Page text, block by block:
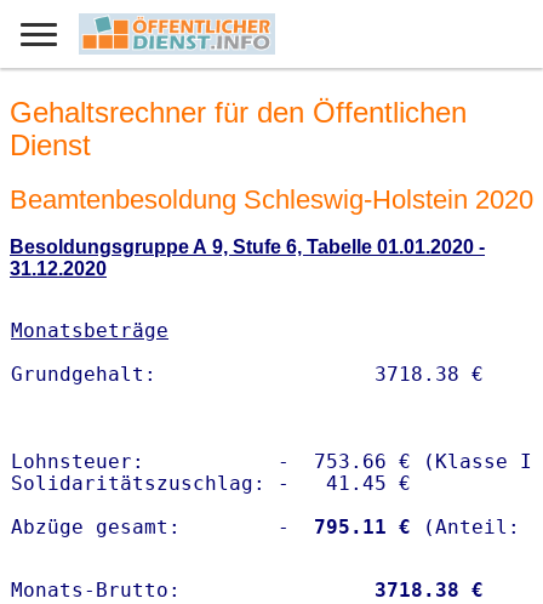
Gehaltsrechner für den Öffentlichen
Dienst
Beamtenbesoldung Schleswig-Holstein 2020
Besoldungsgruppe A 9, Stufe 6, Tabelle 01.01.2020 -
31.12.2020
Monatsbeträge
Lohnsteuer:           -  753.66 € (Klasse I)
Solidaritätszuschlag: -   41.45 €
Abzüge gesamt:        -
  795.11 €
Monats-Brutto: 3718.38 €